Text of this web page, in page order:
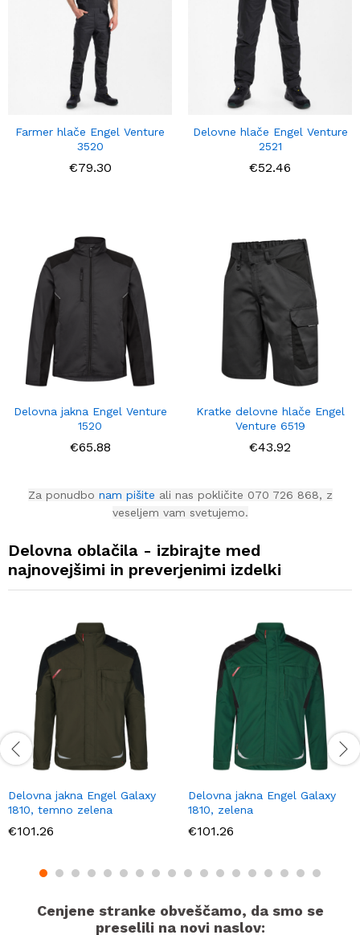
Farmer hlače Engel Venture
3520
€79.30
Delovne hlače Engel Venture
2521
€52.46
Delovna jakna Engel Venture
1520
€65.88
Kratke delovne hlače Engel
Venture 6519
€43.92
Za ponudbo nam pišite ali nas pokličite 070 726 868, z
veseljem vam svetujemo.
Delovna oblačila - izbirajte med
najnovejšimi in preverjenimi izdelki
Delovna jakna Engel Galaxy
1810, temno zelena
€101.26
Delovna jakna Engel Galaxy
1810, zelena
€101.26
Cenjene stranke obveščamo, da smo se
preselili na novi naslov: